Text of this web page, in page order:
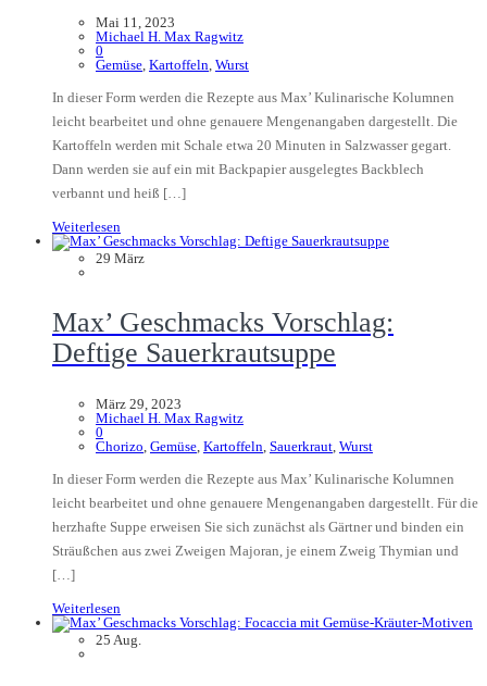
Mai 11, 2023
Michael H. Max Ragwitz
0
Gemüse Kartoffeln Wurst
In dieser Form werden die Rezepte aus Max’ Kulinarische Kolumnen
leicht bearbeitet und ohne genauere Mengenangaben dargestellt. Die
Kartoffeln werden mit Schale etwa 20 Minuten in Salzwasser gegart.
Dann werden sie auf ein mit Backpapier ausgelegtes Backblech
verbannt und heiß […]
Weiterlesen
29 März
Max’ Geschmacks Vorschlag:
Deftige Sauerkrautsuppe
März 29, 2023
Michael H. Max Ragwitz
0
Chorizo Gemüse Kartoffeln Sauerkraut Wurst
In dieser Form werden die Rezepte aus Max’ Kulinarische Kolumnen
leicht bearbeitet und ohne genauere Mengenangaben dargestellt. Für die
herzhafte Suppe erweisen Sie sich zunächst als Gärtner und binden ein
Sträußchen aus zwei Zweigen Majoran, je einem Zweig Thymian und
[…]
Weiterlesen
25 Aug.